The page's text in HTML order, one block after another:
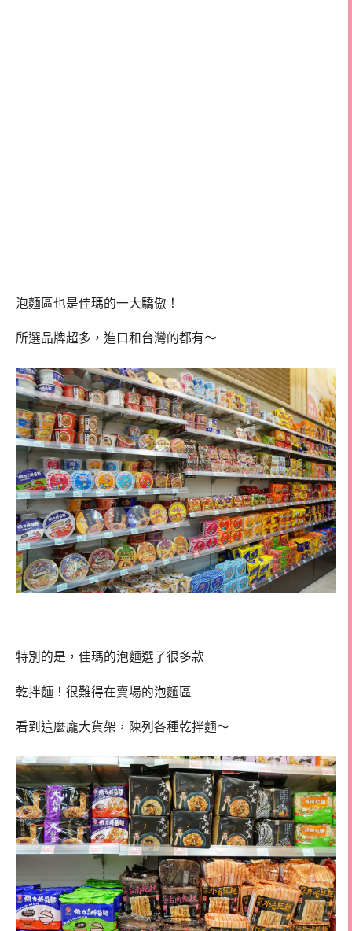
泡麵區也是佳瑪的一大驕傲！
所選品牌超多，進口和台灣的都有～
特別的是，佳瑪的泡麵選了很多款
乾拌麵！很難得在賣場的泡麵區
看到這麼龐大貨架，陳列各種乾拌麵～